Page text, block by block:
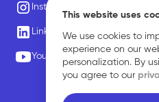
This website uses
We use cookies to
experience on our
personalization. By
you agree to our
Instagram
LinkedIn
Youtube